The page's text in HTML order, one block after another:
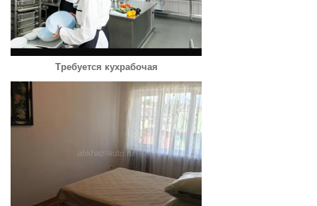
Требуется кухрабочая